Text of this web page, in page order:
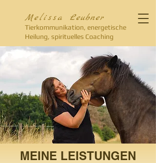
Melissa Leubner
Tierkommunikation, energetische
Heilung, spirituelles Coaching
MEINE LEISTUNGEN